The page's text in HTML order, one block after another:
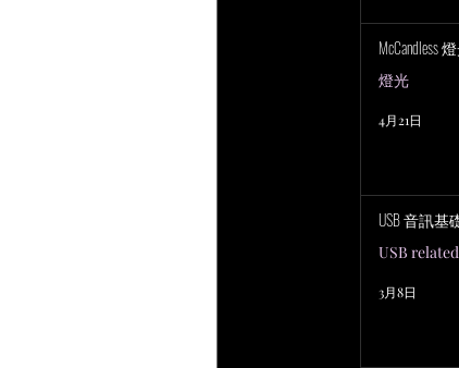
McCandless
燈光
4月21日
USB 音訊基
USB related
3月8日